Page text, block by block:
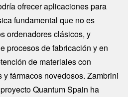
ofrecer aplicaciones para
fundamental que no es
ordenadores clásicos, y
procesos de fabricación y en
de materiales con
fármacos novedosos. Zambrini
Quantum Spain ha